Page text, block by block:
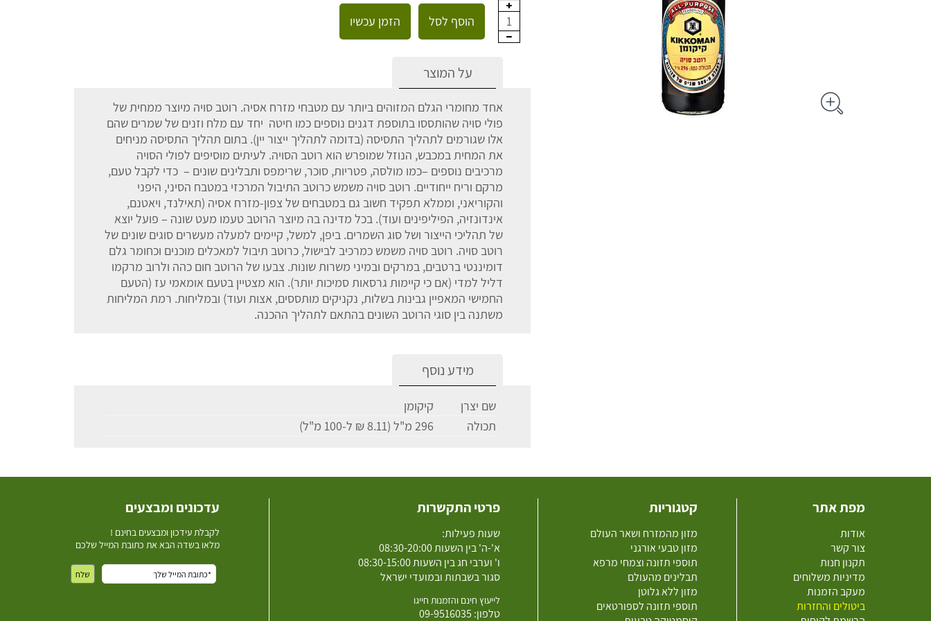
1 הוסף לסל הזמן עכשיו
על המוצר
אחד מחומרי הגלם המזוהים ביותר עם מטבחי מזרח אסיה. רוטב סויה מיוצר ממחית של
פולי סויה שהותססו בתוספת דגנים נוספים כמו חיטה יחד עם מלח וזנים של שמרים שהם
אלו שגורמים לתהליך התסיסה (בדומה לתהליך ייצור יין). בתום תהליך התסיסה מניחים
את המחית במכבש, הנוזל שמופרש הוא רוטב הסויה. לעיתים מוסיפים לפולי הסויה
מרכיבים נוספים –כמו מולסה, פטריות, סוכר, שרימפס ותבלינים שונים – כדי לקבל טעם,
מרקם וריח ייחודיים. רוטב סויה משמש כרוטב התיבול המרכזי במטבח הסיני, היפני
והקוריאני, וממלא תפקיד חשוב גם במטבחים של צפון-מזרח אסיה (תאילנד, ויאטנם,
אינדונזיה, הפיליפינים ועוד). בכל מדינה בה מיוצר הרוטב טעמו מעט שונה – פועל יוצא
של תהליכי הייצור ושל סוג השמרים. ביפן, למשל, קיימים למעלה מעשרים סוגים שונים של
רוטב סויה. רוטב סויה משמש כמרכיב לבישול, כרוטב תיבול למאכלים מוכנים וכחומר גלם
דומיננטי ברטבים, במרקים ובמיני משרות שונות. צבעו של הרוטב חום כהה ולרוב מרקמו
דליל למדי (אם כי קיימות גרסאות סמיכות יותר). הוא מצטיין בטעם אומאמי עז (הטעם
החמישי המאפיין גבינות בשלות, נקניקים מותססים, אצות ועוד) ובמליחות. רמת המליחות
משתנה בין סוגי הרוטב השונים בהתאם לתהליך ההכנה.
מידע נוסף
שם יצרן
קיקומן
תכולה
296 מ"ל (8.11 ₪ ל-100 מ"ל)
מפת אתר
אודות
צור קשר
תקנון חנות
מדיניות משלוחים
מעקב הזמנות
ביטולים והחזרות
קטגוריות
מזון מהמזרח ושאר העולם
מזון טבעי אורגני
תוספי תזונה וצמחי מרפא
תבלינים מהעולם
מזון ללא גלוטן
תוספי תזונה לספורטאים
פרטי התקשרות
שעות פעילות:
א'-ה' בין השעות 08:30-20:00
ו' וערבי חג בין השעות 08:30-15:00
סגור בשבתות ובמועדי ישראל
לייעוץ חינם והזמנות חייגו
טלפון: 09-9516035
עדכונים ומבצעים
לקבלת עידכון ומבצעים בחינם !
מלאו בשדה הבא את כתובת המייל שלכם